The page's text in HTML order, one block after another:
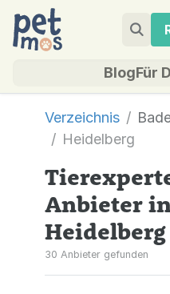
BlogFür
Verzeichnis
Heidelberg
Anbieter
Heidelberg
30 Anbieter gefunden